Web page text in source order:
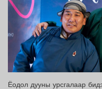
Ёодол дууны урсгалаар